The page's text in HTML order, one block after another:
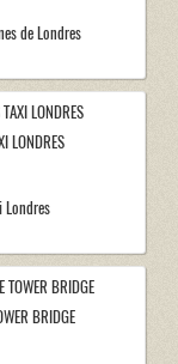
de Londres
LONDRES
Londres
BRIDGE